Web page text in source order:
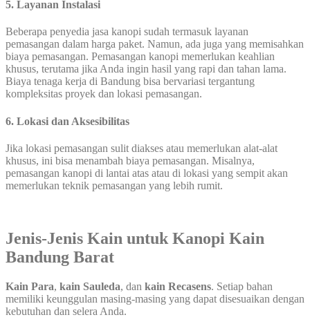
5. Layanan Instalasi
Beberapa penyedia jasa kanopi sudah termasuk layanan
pemasangan dalam harga paket. Namun, ada juga yang memisahkan
biaya pemasangan. Pemasangan kanopi memerlukan keahlian
khusus, terutama jika Anda ingin hasil yang rapi dan tahan lama.
Biaya tenaga kerja di Bandung bisa bervariasi tergantung
kompleksitas proyek dan lokasi pemasangan.
6. Lokasi dan Aksesibilitas
Jika lokasi pemasangan sulit diakses atau memerlukan alat-alat
khusus, ini bisa menambah biaya pemasangan. Misalnya,
pemasangan kanopi di lantai atas atau di lokasi yang sempit akan
memerlukan teknik pemasangan yang lebih rumit.
Jenis-Jenis Kain untuk Kanopi Kain
Bandung Barat
Kain Para, kain Sauleda, dan kain Recasens. Setiap bahan
memiliki keunggulan masing-masing yang dapat disesuaikan dengan
kebutuhan dan selera Anda.